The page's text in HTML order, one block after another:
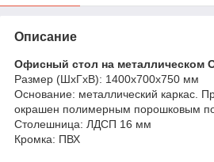
Описание
Офисный стол на металлическом
Размер (ШхГхВ): 1400х700х750 мм
Основание: металлический каркас.
окрашен полимерным порошковым
Столешница: ЛДСП 16 мм
Кромка: ПВХ